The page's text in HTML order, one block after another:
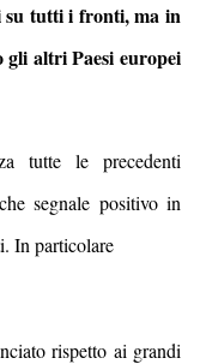
su tutti i fronti, ma in
gli altri Paesi europei
tutte le precedenti
segnale positivo in
In particolare
rispetto ai grandi